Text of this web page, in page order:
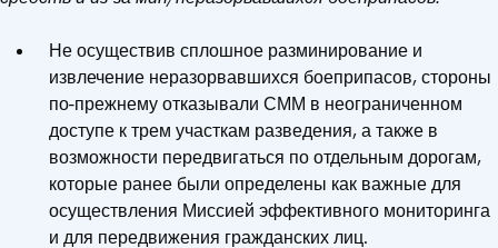
Не осуществив сплошное разминирование и
извлечение неразорвавшихся боеприпасов, стороны
по-прежнему отказывали СММ в неограниченном
доступе к трем участкам разведения, а также в
возможности передвигаться по отдельным дорогам,
которые ранее были определены как важные для
осуществления Миссией эффективного мониторинга
и для передвижения гражданских лиц.